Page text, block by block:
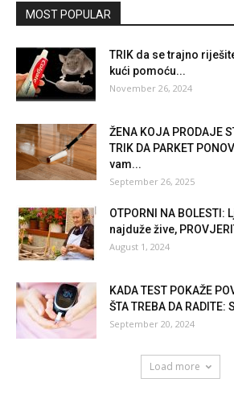
MOST POPULAR
TRIK da se trajno
kući pomoću...
November 26, 2024
ŽENA KOJA PRODAJE
TRIK DA PARKET
vam...
September 26, 2025
OTPORNI NA
najduže žive,
August 1, 2024
KADA TEST POKAŽE
ŠTA TREBA DA RADITE:
September 20, 2024
Load more